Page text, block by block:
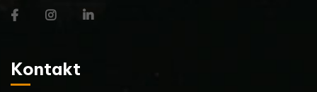
Kontakt